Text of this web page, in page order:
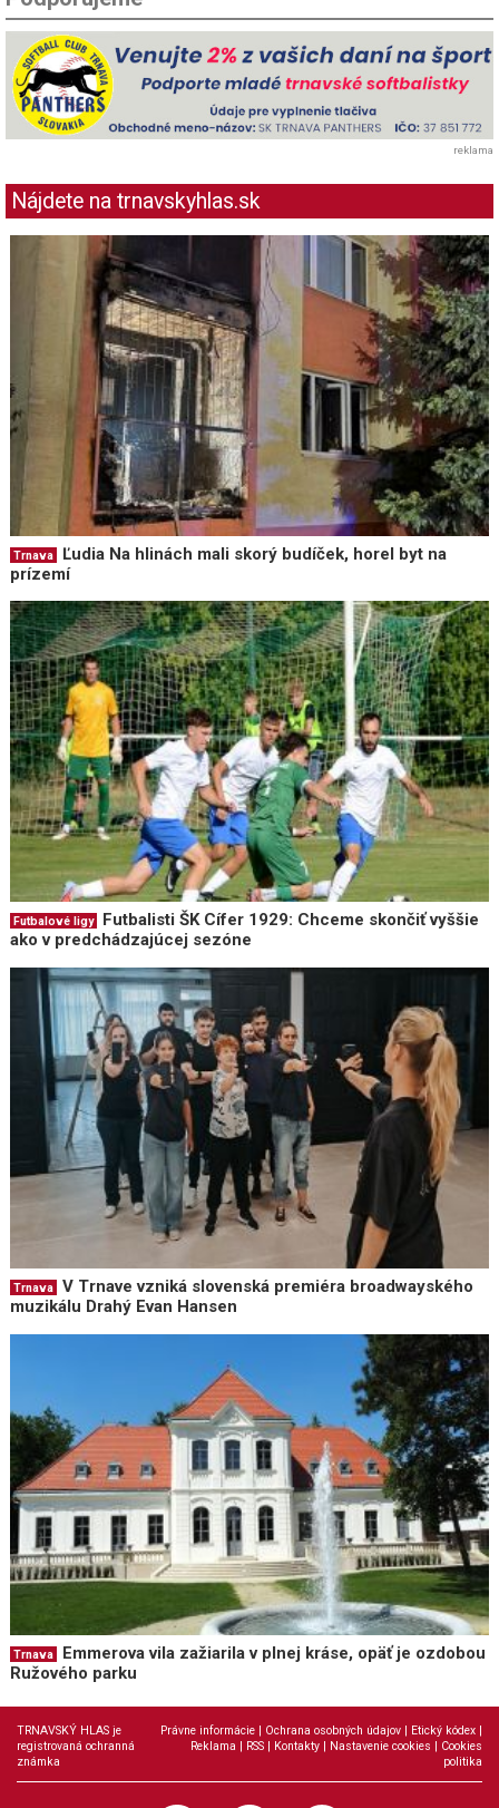
reklama
Nájdete na trnavskyhlas.sk
Trnava
Ľudia Na hlinách mali skorý budíček, horel byt na
prízemí
Futbalové ligy
Futbalisti ŠK Cífer 1929: Chceme skončiť vyššie
ako v predchádzajúcej sezóne
Trnava
V Trnave vzniká slovenská premiéra broadwayského
muzikálu Drahý Evan Hansen
Trnava
Emmerova vila zažiarila v plnej kráse, opäť je ozdobou
Ružového parku
TRNAVSKÝ HLAS je
registrovaná ochranná
známka
Právne informácie Ochrana osobných údajov Etický kódex
Reklama
RSS Kontakty Nastavenie cookies
Cookies
politika